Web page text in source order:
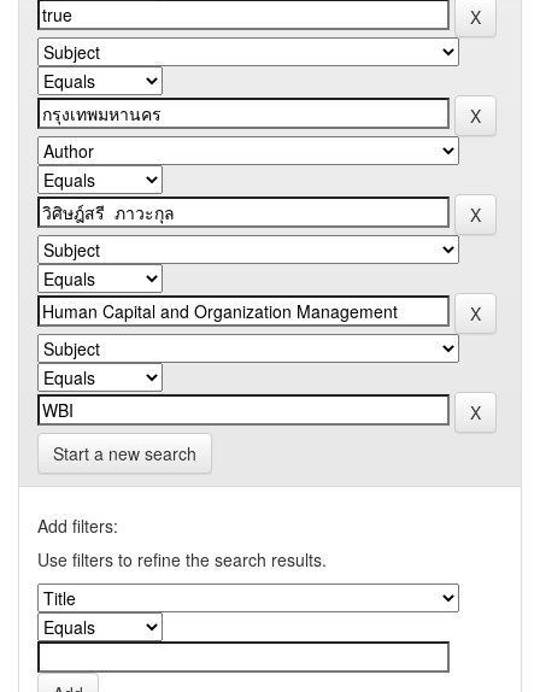
Start a new search
Add filters:
Use filters to refine the search results.